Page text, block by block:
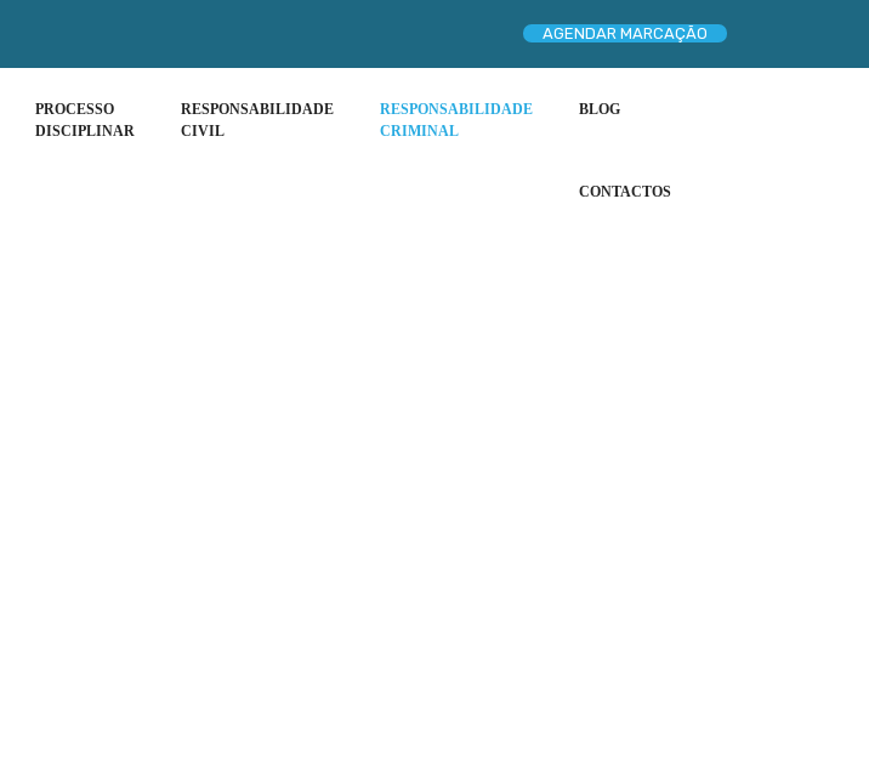
AGENDAR MARCAÇÃO
PROCESSO
DISCIPLINAR
RESPONSABILIDADE
CIVIL
RESPONSABILIDADE
CRIMINAL
BLOG
CONTACTOS